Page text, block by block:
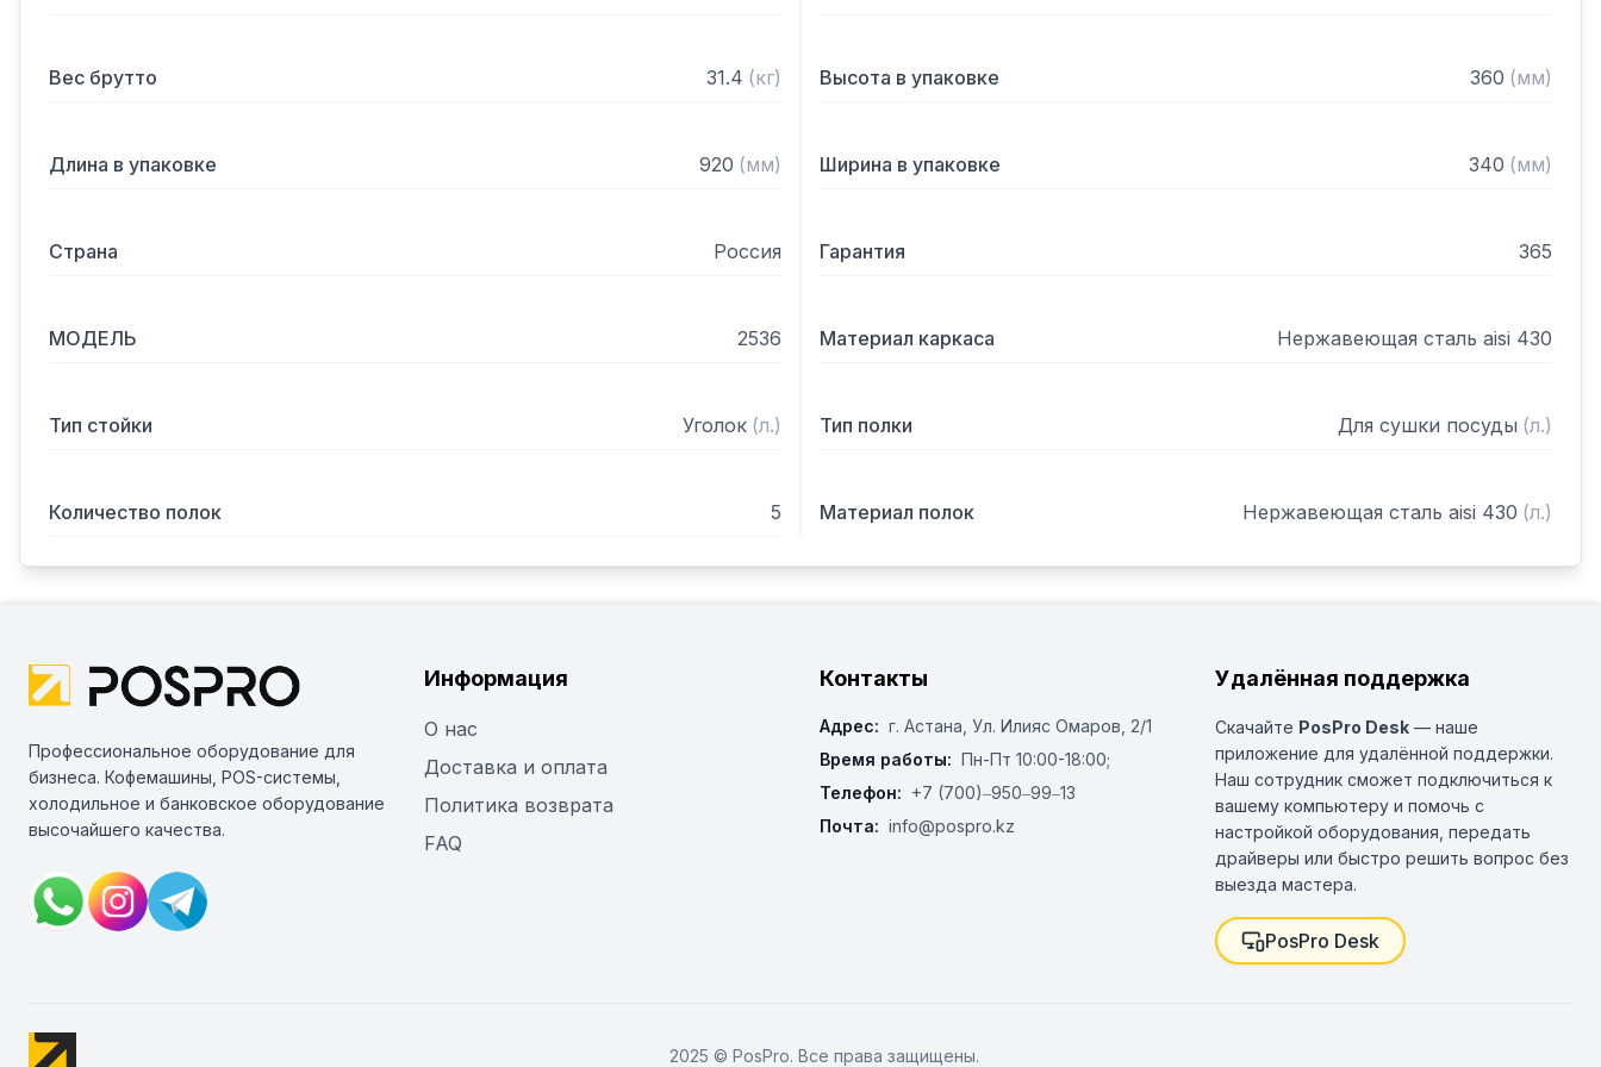
Вес брутто 31.4 (кг) Высота в упаковке 360 (мм)
Длина в упаковке 920 (мм) Ширина в упаковке 340 (мм)
Страна Россия Гарантия 365
МОДЕЛЬ 2536 Материал каркаса Нержавеющая сталь aisi 430
Тип стойки Уголок (л.) Тип полки Для сушки посуды (л.)
Количество полок 5 Материал полок Нержавеющая сталь aisi 430 (л.)
Профессиональное оборудование для
бизнеса. Кофемашины, POS-системы,
холодильное и банковское оборудование
высочайшего качества.
Информация
О нас
Доставка и оплата
Политика возврата
FAQ
Контакты
Адрес: г. Астана, ​Ул. Илияс Омаров, 2/1
Время работы: Пн-Пт 10:00-18:00;
Телефон: +7 (700)‒950‒99‒13
Почта: info@pospro.kz
Удалённая поддержка
Скачайте PosPro Desk — наше
приложение для удалённой поддержки.
Наш сотрудник сможет подключиться к
вашему компьютеру и помочь с
настройкой оборудования, передать
драйверы или быстро решить вопрос без
выезда мастера.
PosPro Desk
2025 © PosPro. Все права защищены.